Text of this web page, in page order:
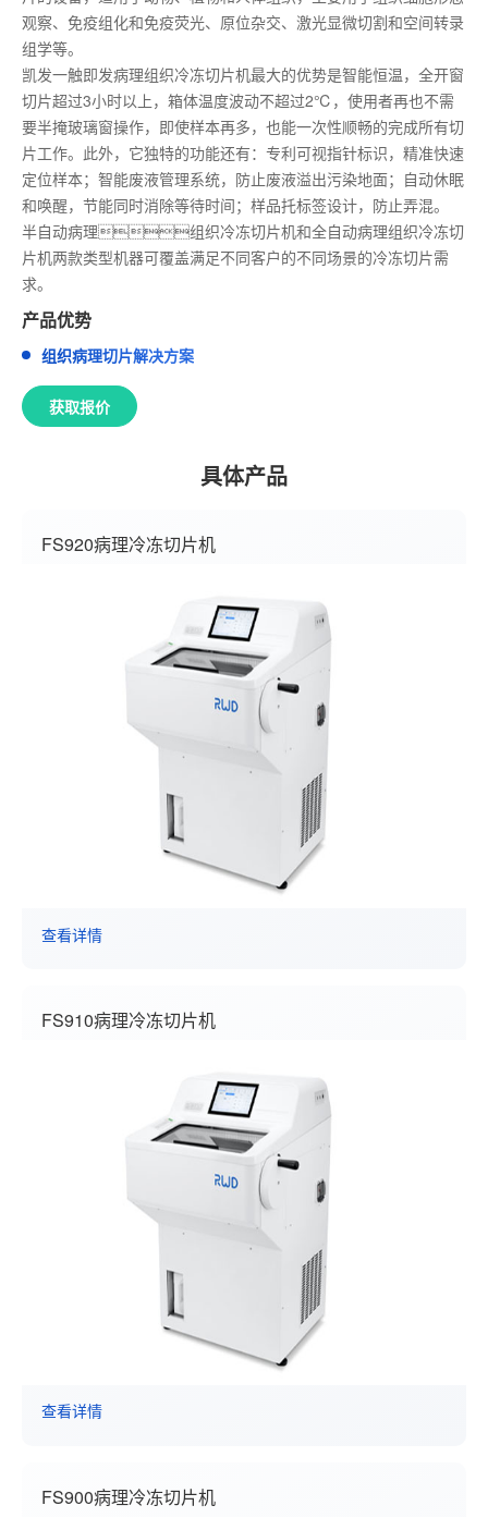
观察、免疫组化和免疫荧光、原位杂交、激光显微切割和空间转录
组学等。
凯发一触即发病理组织冷冻切片机最大的优势是智能恒温，全开窗
切片超过3小时以上，箱体温度波动不超过2℃，使用者再也不需
要半掩玻璃窗操作，即使样本再多，也能一次性顺畅的完成所有切
片工作。此外，它独特的功能还有：专利可视指针标识，精准快速
定位样本；智能废液管理系统，防止废液溢出污染地面；自动休眠
和唤醒，节能同时消除等待时间；样品托标签设计，防止弄混。
半自动病理组织冷冻切片机和全自动病理组织冷冻切
片机两款类型机器可覆盖满足不同客户的不同场景的冷冻切片需
求。
产品优势
组织病理切片解决方案
获取报价
具体产品
FS920病理冷冻切片机
查看详情
FS910病理冷冻切片机
查看详情
FS900病理冷冻切片机